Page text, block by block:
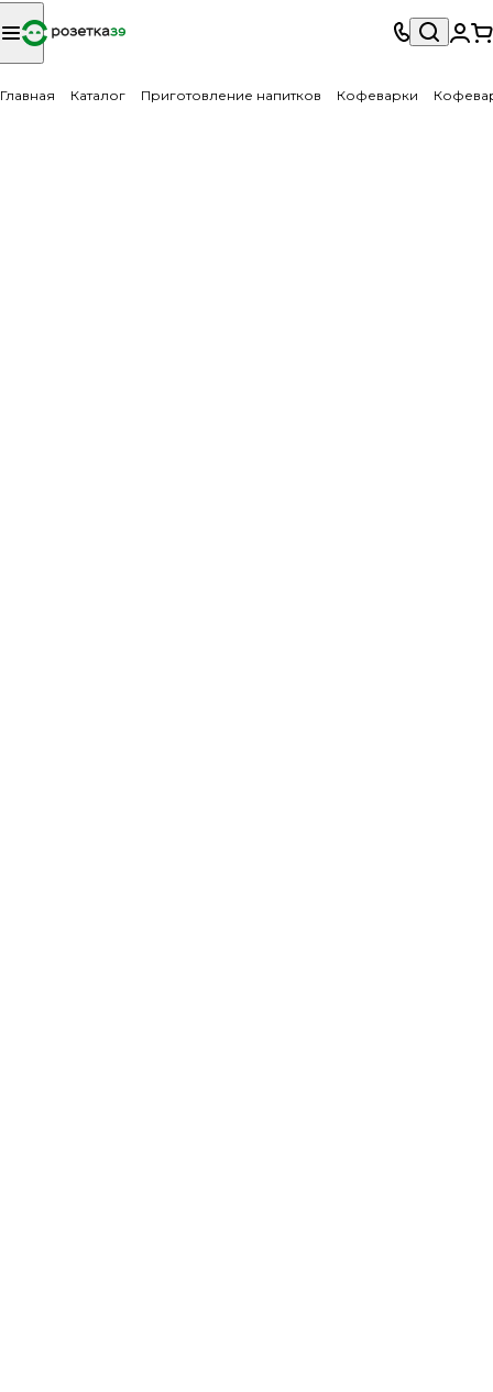
Главная Каталог Приготовление напитков Кофеварки